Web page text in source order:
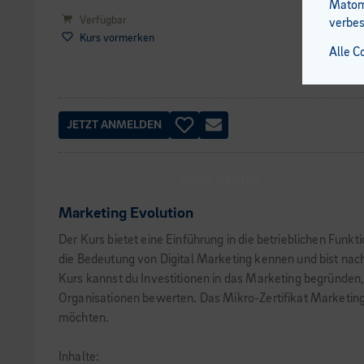
Verfügbar
Kurs vormerken
JETZT ANMELDEN
Marketing Evolution
Der Kurs bietet eine Einführung in die betrieblichen
die Bedeutung von Digital Marketing kennen und bist
Kurs kannst du Investitionen in das Marketing
Organisationen bewerten. Das Mikro-Zertifikat
möchten.
Inhalte:
Alle